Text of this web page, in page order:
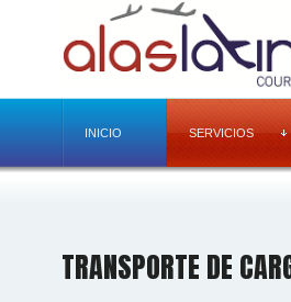
INICIO SERVICIOS
TRANSPORTE DE